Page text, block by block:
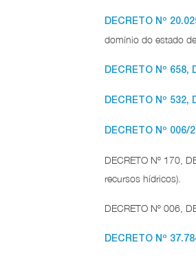
DECRETO Nº
domínio do estado
DECRETO Nº 658,
DECRETO Nº 532,
DECRETO Nº 006/
DECRETO Nº 170,
recursos hídricos).
DECRETO Nº 006,
DECRETO Nº